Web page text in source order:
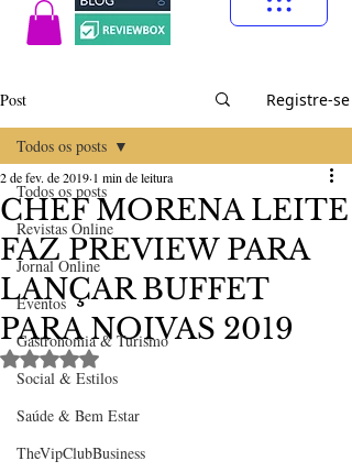
Post Registre-se
Todos os posts
Revistas Online
Jornal Online
Eventos
Gastronomia & Turismo
Social & Estilos
Saúde & Bem Estar
TheVipClubBusiness
Todos os posts
CHEF MORENA LEITE
FAZ PREVIEW PARA
LANÇAR BUFFET
PARA NOIVAS 2019
2 de fev. de 2019 1 min de leitura
Avaliado com NaN de 5 estrelas.